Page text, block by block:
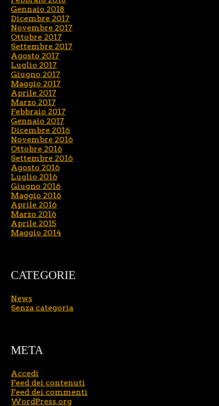
Gennaio 2018
Dicembre 2017
Novembre 2017
Ottobre 2017
Settembre 2017
Agosto 2017
Luglio 2017
Giugno 2017
Maggio 2017
Aprile 2017
Marzo 2017
Febbraio 2017
Gennaio 2017
Dicembre 2016
Novembre 2016
Ottobre 2016
Settembre 2016
Agosto 2016
Luglio 2016
Giugno 2016
Maggio 2016
Aprile 2016
Marzo 2016
Aprile 2015
Maggio 2014
CATEGORIE
News
Senza categoria
META
Accedi
Feed dei contenuti
Feed dei commenti
WordPress.org